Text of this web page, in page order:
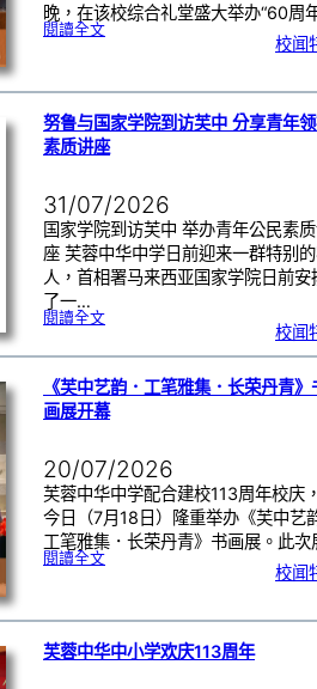
晚，在该校综合礼堂盛大举办“60周
閱讀全文:芙
周
《
奏
花
悦
韵
》
校闻
努鲁与国家学院到访芙中 分享青年
素质讲座
31/07/2026
国家学院到访芙中 举办青年公民素
座 芙蓉中华中学日前迎来一群特别
人，首相署马来西亚国家学院日前安
了一…
閱讀全文:努
家
院
到
访
芙
中
分
享
袖
素
质
讲
座
校闻
《芙中艺韵．工笔雅集．长荣丹青》
画展开幕
20/07/2026
芙蓉中华中学配合建校113周年校庆
今日（7月18日）隆重举办《芙中艺
工笔雅集．长荣丹青》书画展。此
閱讀全文:《
工
笔
集
．
长
荣
校闻
芙蓉中华中小学欢庆113周年